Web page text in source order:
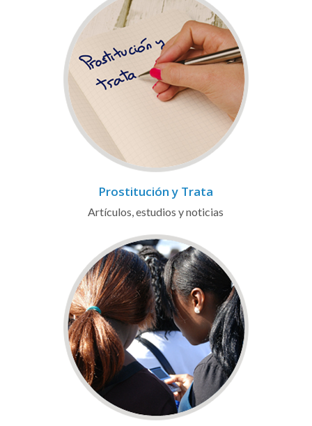
Prostitución y Trata
Artículos, estudios y noticias